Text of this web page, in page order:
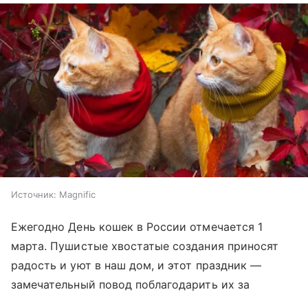
Источник: Magnific
Ежегодно День кошек в России отмечается 1
марта. Пушистые хвостатые создания приносят
радость и уют в наш дом, и этот праздник —
замечательный повод поблагодарить их за